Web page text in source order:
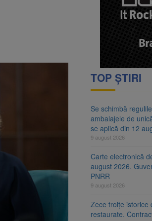
unice în toată țara, aceeași oră și același
de unică folosință. Noul regulament
TOP ȘTIRI
Se schimbă
ambalajele de
se aplică din 12
9 august 2026
Carte electronică
august 2026.
PNRR
9 august 2026
Zece troițe istorice
restaurate.